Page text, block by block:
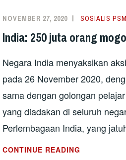
NOVEMBER 27, 2020 SOSIALIS PSM
India: 250 juta orang
Negara India menyaksikan
pada 26 November 2020,
sama dengan golongan
yang diadakan di seluruh
Perlembagaan India, yang
CONTINUE READING